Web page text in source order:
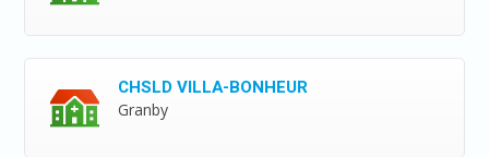
CHSLD VILLA-BONHEUR
Granby